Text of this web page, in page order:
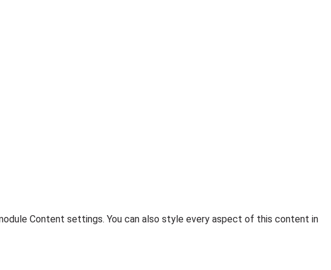
Content settings. You can also style every aspect of this content in